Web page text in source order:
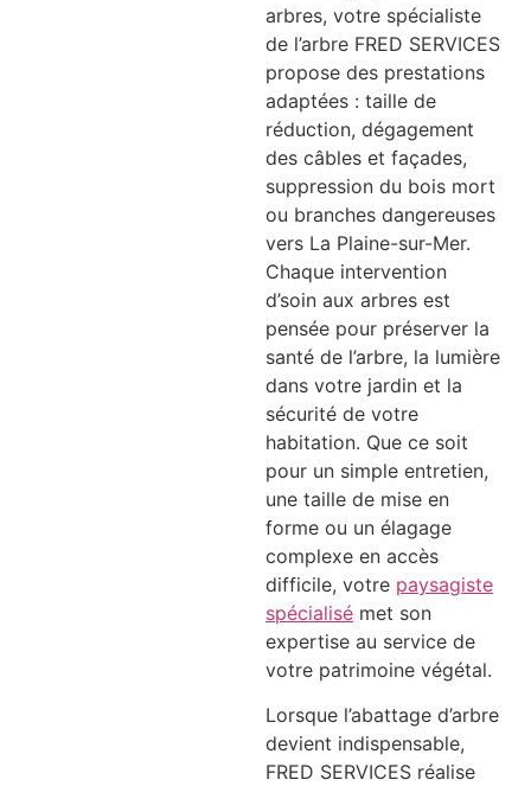
arbres, votre spécialiste
de l’arbre FRED SERVICES
propose des prestations
adaptées : taille de
réduction, dégagement
des câbles et façades,
suppression du bois mort
ou branches dangereuses
vers La Plaine-sur-Mer.
Chaque intervention
d’soin aux arbres est
pensée pour préserver la
santé de l’arbre, la lumière
dans votre jardin et la
sécurité de votre
habitation. Que ce soit
pour un simple entretien,
une taille de mise en
forme ou un élagage
complexe en accès
difficile, votre paysagiste
spécialisé met son
expertise au service de
votre patrimoine végétal.
Lorsque l’abattage d’arbre
devient indispensable,
FRED SERVICES réalise